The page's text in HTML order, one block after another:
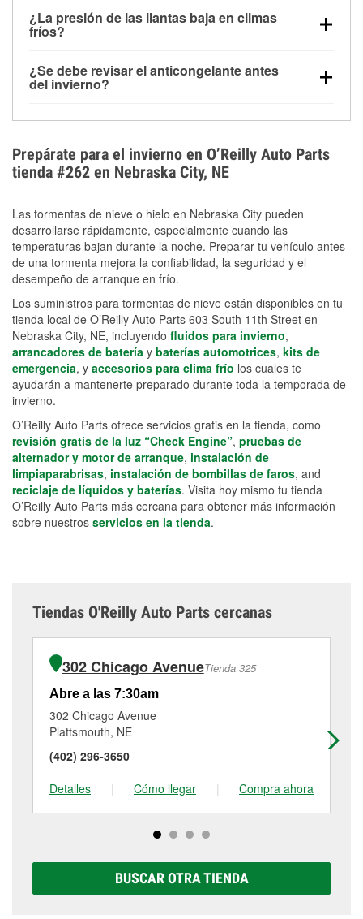
arranque.
la congelación y ayuda a disolver la sal y la nieve
derretida en la carretera para mejorar la visibilidad.
¿La presión de las llantas baja en climas
fríos?
alrededor de 1 PSI por cada 10 °F que baja la
temperatura. Puedes obtener más información sobre
¿Se debe revisar el anticongelante antes
del invierno?
el sobrecalentamiento en condiciones de frío
extremo. Aprende cómo comprobar la protección
anticongelante en nuestra sección How-To.
Prepárate para el invierno en O’Reilly Auto Parts
tienda #262 en Nebraska City, NE
Las tormentas de nieve o hielo en Nebraska City pueden
desarrollarse rápidamente, especialmente cuando las
temperaturas bajan durante la noche. Preparar tu vehículo antes
de una tormenta mejora la confiabilidad, la seguridad y el
desempeño de arranque en frío.
Los suministros para tormentas de nieve están disponibles en tu
tienda local de O’Reilly Auto Parts 603 South 11th Street en
Nebraska City, NE, incluyendo fluidos para invierno,
arrancadores de batería y baterías automotrices, kits de
emergencia, y accesorios para clima frío los cuales te
ayudarán a mantenerte preparado durante toda la temporada de
invierno.
O’Reilly Auto Parts ofrece servicios gratis en la tienda, como
revisión gratis de la luz “Check Engine”, pruebas de
alternador y motor de arranque, instalación de
limpiaparabrisas, instalación de bombillas de faros, and
reciclaje de líquidos y baterías. Visita hoy mismo tu tienda
O’Reilly Auto Parts más cercana para obtener más información
sobre nuestros servicios en la tienda.
Tiendas O'Reilly Auto Parts cercanas
302 Chicago AvenueTienda 325
Abre a las 7:30am
302 Chicago Avenue
Plattsmouth, NE
(402) 296-3650
Detalles
| Cómo llegar | Compra ahora
BUSCAR OTRA TIENDA